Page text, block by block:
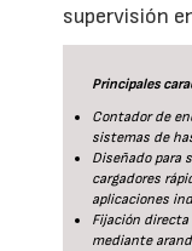
supervisión
Principales
Contador de
sistemas de
Diseñado para
cargadores
aplicaciones
Fijación directa
mediante